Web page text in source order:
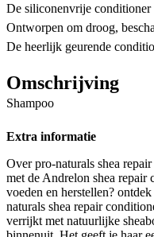
De siliconenvrije conditioner
Ontworpen om droog,
De heerlijk geurende
Omschrijving
Shampoo
Extra informatie
Over pro-naturals shea
met de Andrelon shea
voeden en herstellen?
naturals shea repair
verrijkt met natuurlijke